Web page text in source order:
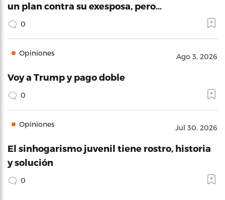
un plan contra su exesposa, pero…
0
Opiniones Ago 3, 2026
Voy a Trump y pago doble
0
Opiniones Jul 30, 2026
El sinhogarismo juvenil tiene rostro, historia
y solución
0